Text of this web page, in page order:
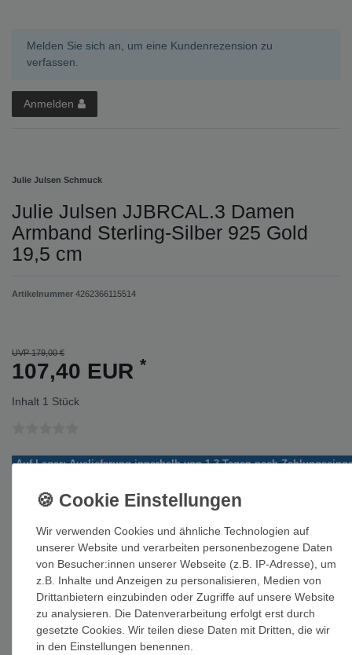
Melden Sie sich an, um eine Kundenrezension zu
verfassen.
Anmelden
Julie Julsen Schmuck
Julie Julsen JJBRCAL.3 Damen
Armband Sterling-Silber 925 Gold
19,5 cm
Artikelnummer 4262366115514
UVP 179,00 €
107,40 EUR *
Inhalt 1 Stück
Auf Lager: Auslieferung innerhalb von 1-3 Tagen nach
In den Warenkorb
Wunschliste
* inkl. ges. MwSt. zzgl.Versandkosten
Wir verwenden Cookies und ähnliche Technologien auf
unserer Website und verarbeiten personenbezogene Daten
von Besucher:innen unserer Webseite (z.B. IP-Adresse), um
z.B. Inhalte und Anzeigen zu personalisieren, Medien von
Drittanbietern einzubinden oder Zugriffe auf unsere Website
zu analysieren. Die Datenverarbeitung erfolgt erst durch
gesetzte Cookies. Wir teilen diese Daten mit Dritten, die wir
in den Einstellungen benennen.